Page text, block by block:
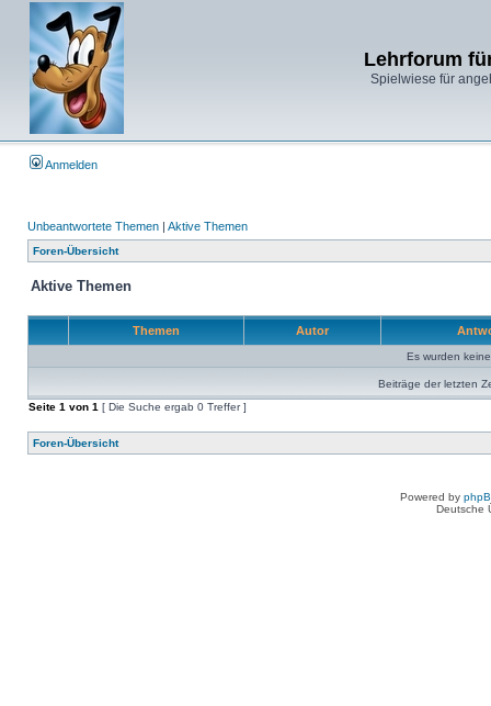
Lehrforum
Spielwiese für
Anmelden
Unbeantwortete Themen | Aktive Themen
Foren-Übersicht
Aktive Themen
Themen Autor
Es wurden
Beiträge der letzten
Seite 1 von 1 [ Die Suche ergab 0 Treffer ]
Foren-Übersicht
Powered by
Deutsche